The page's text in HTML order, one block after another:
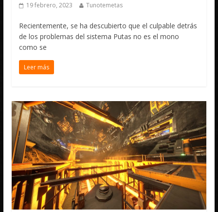
19 febrero, 2023 Tunotemetas
Recientemente, se ha descubierto que el culpable detrás
de los problemas del sistema Putas no es el mono
como se
Leer más